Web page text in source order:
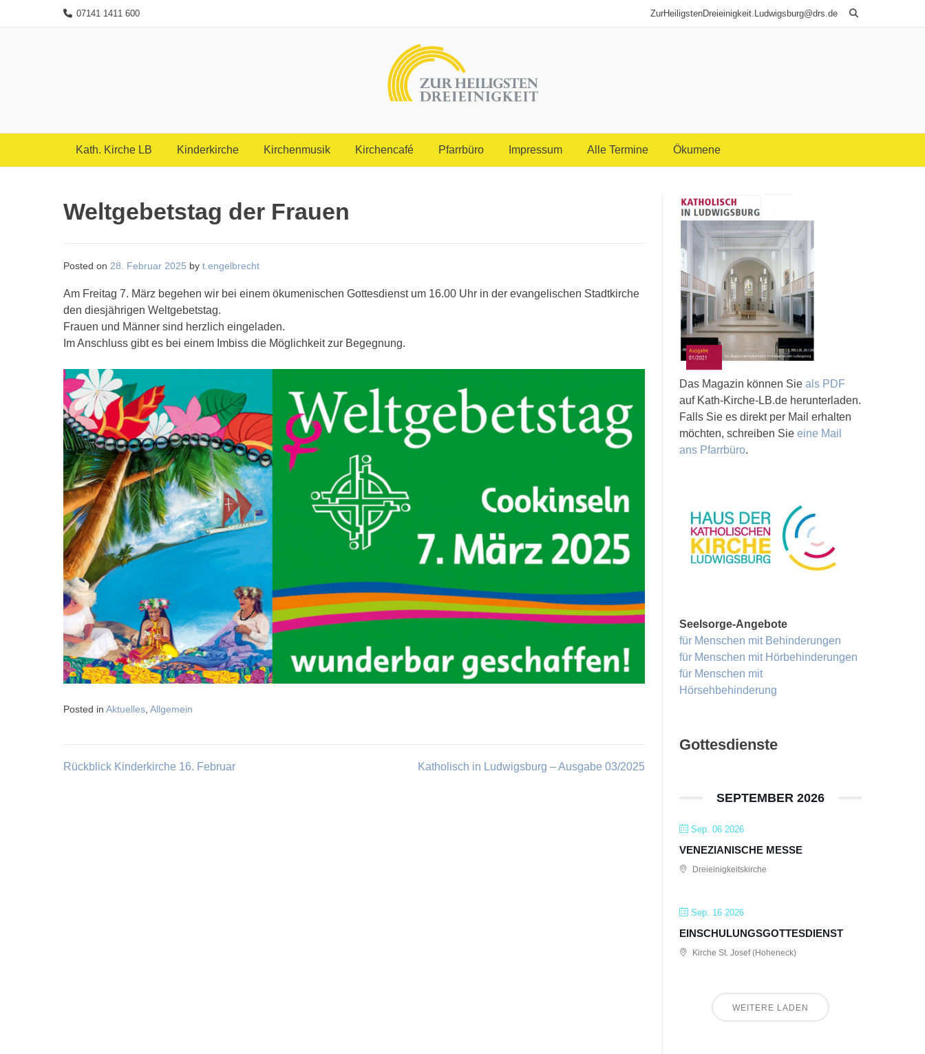
07141 1411 600 ZurHeiligstenDreieinigkeit.Ludwigsburg@drs.de
Kath. Kirche LB Kinderkirche Kirchenmusik Kirchencafé Pfarrbüro Impressum Alle Termine Ökumene
Weltgebetstag der Frauen
Posted on 28. Februar 2025 by t.engelbrecht
Am Freitag 7. März begehen wir bei einem ökumenischen Gottesdienst um 16.00 Uhr in der evangelischen Stadtkirche
den diesjährigen Weltgebetstag.
Frauen und Männer sind herzlich eingeladen.
Im Anschluss gibt es bei einem Imbiss die Möglichkeit zur Begegnung.
Posted in Aktuelles, Allgemein
Beitragsnavigation
Rückblick Kinderkirche 16. Februar Katholisch in Ludwigsburg – Ausgabe 03/2025
Das Magazin können Sie als PDF
auf Kath-Kirche-LB.de herunterladen.
Falls Sie es direkt per Mail erhalten
möchten, schreiben Sie eine Mail
ans Pfarrbüro.
Seelsorge-Angebote
für Menschen mit Behinderungen
für Menschen mit Hörbehinderungen
für Menschen mit
Hörsehbehinderung
Gottesdienste
SEPTEMBER 2026
Sep. 06 2026
VENEZIANISCHE MESSE
Dreieinigkeitskirche
Sep. 16 2026
EINSCHULUNGSGOTTESDIENST
Kirche St. Josef (Hoheneck)
WEITERE LADEN